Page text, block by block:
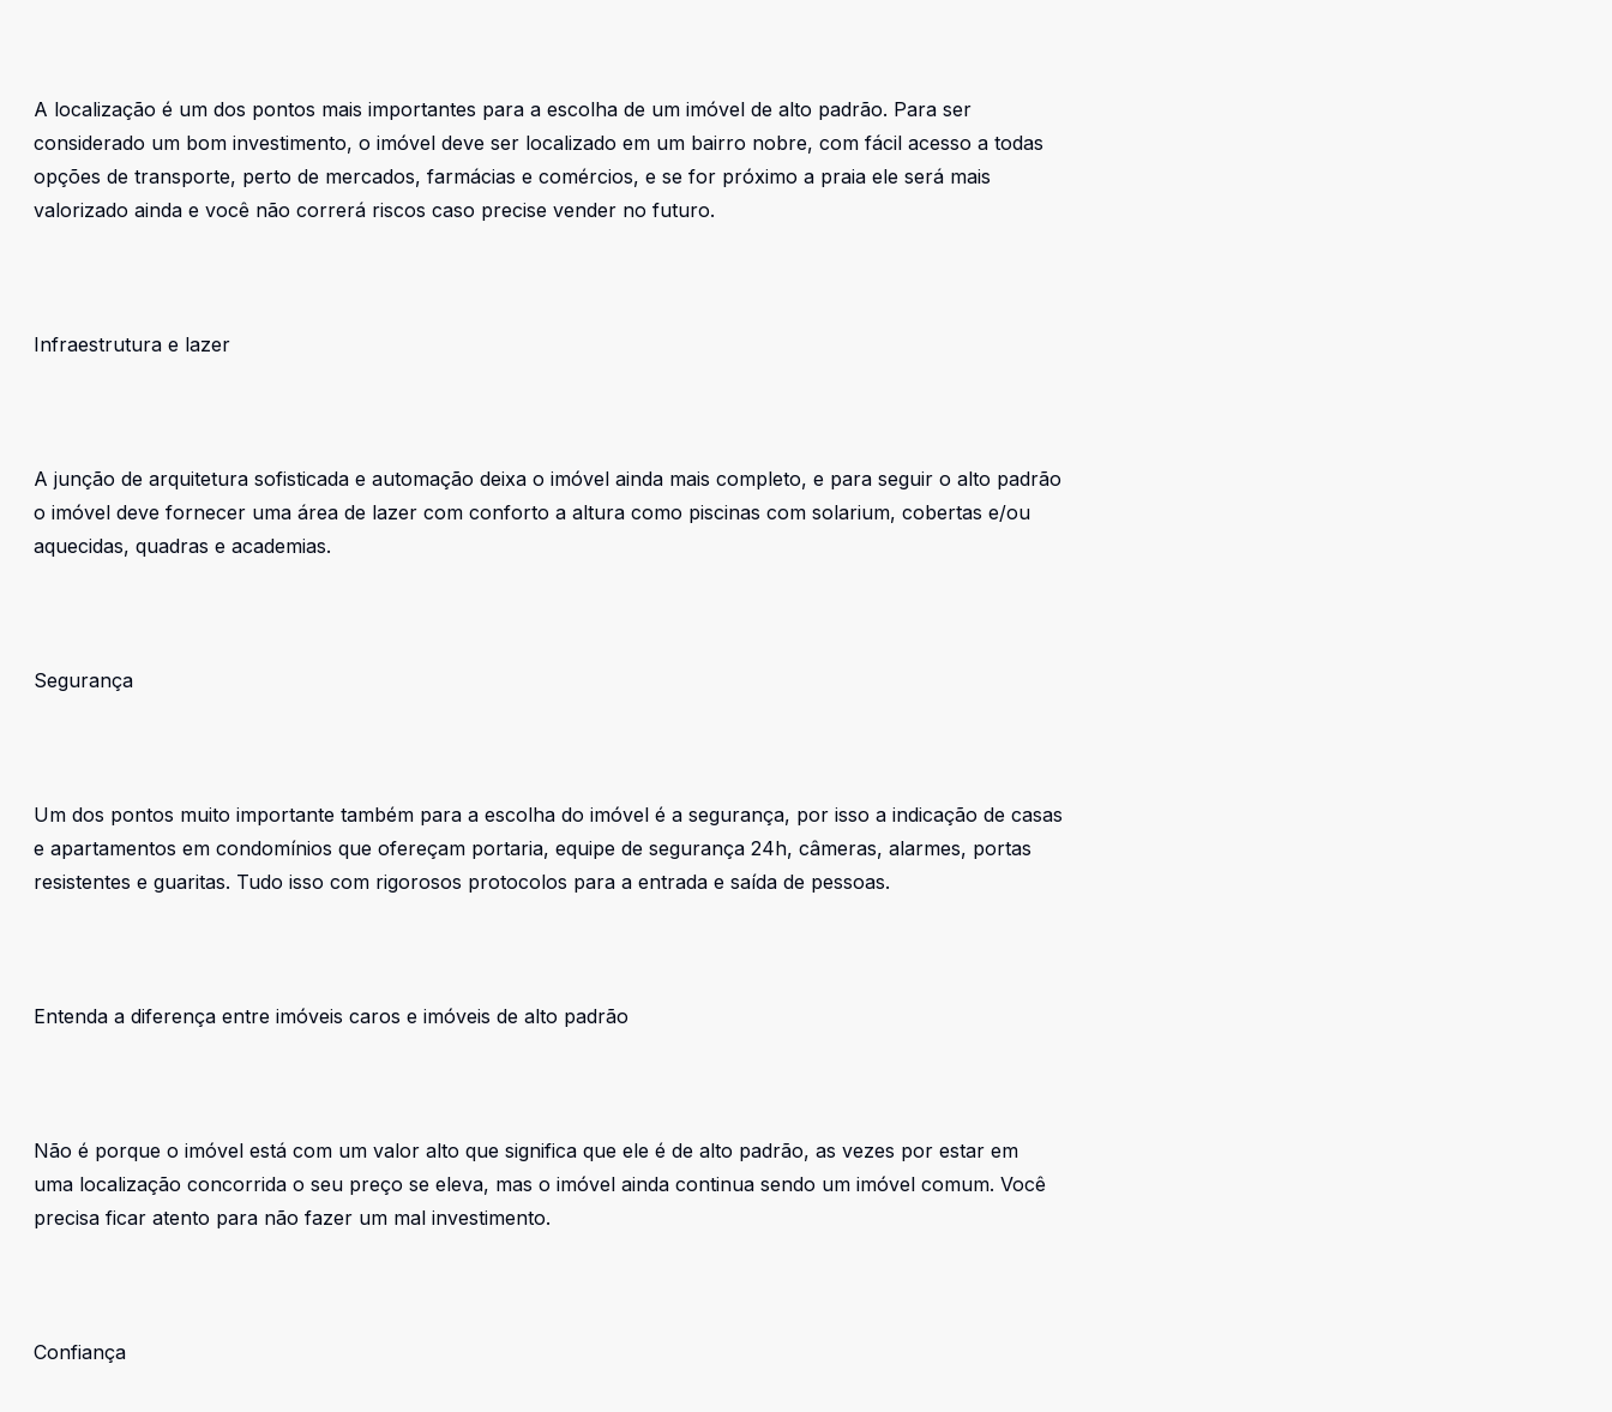
A localização é um dos pontos mais importantes para a escolha de um imóvel de alto padrão. Para ser
considerado um bom investimento, o imóvel deve ser localizado em um bairro nobre, com fácil acesso a todas
opções de transporte, perto de mercados, farmácias e comércios, e se for próximo a praia ele será mais
valorizado ainda e você não correrá riscos caso precise vender no futuro.
Infraestrutura e lazer
A junção de arquitetura sofisticada e automação deixa o imóvel ainda mais completo, e para seguir o alto padrão
o imóvel deve fornecer uma área de lazer com conforto a altura como piscinas com solarium, cobertas e/ou
aquecidas, quadras e academias.
Segurança
Um dos pontos muito importante também para a escolha do imóvel é a segurança, por isso a indicação de casas
e apartamentos em condomínios que ofereçam portaria, equipe de segurança 24h, câmeras, alarmes, portas
resistentes e guaritas. Tudo isso com rigorosos protocolos para a entrada e saída de pessoas.
Entenda a diferença entre imóveis caros e imóveis de alto padrão
Não é porque o imóvel está com um valor alto que significa que ele é de alto padrão, as vezes por estar em
uma localização concorrida o seu preço se eleva, mas o imóvel ainda continua sendo um imóvel comum. Você
precisa ficar atento para não fazer um mal investimento.
Confiança